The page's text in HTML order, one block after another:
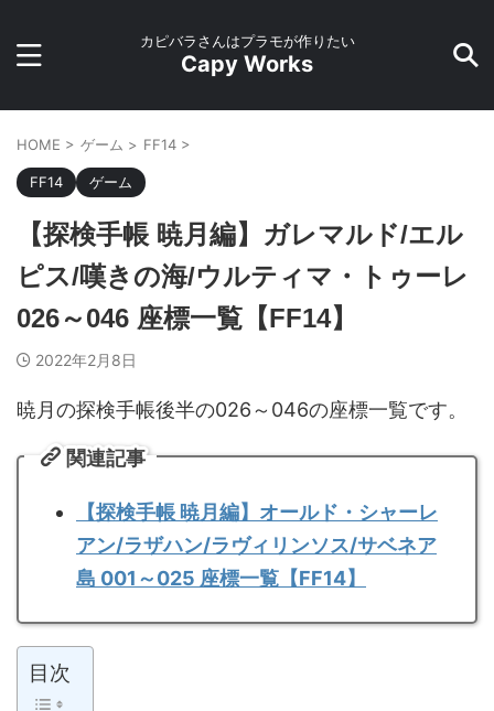
カピバラさんはプラモが作りたい
Capy Works
HOME > ゲーム > FF14 >
FF14 ゲーム
【探検手帳 暁月編】ガレマルド/エル
ピス/嘆きの海/ウルティマ・トゥーレ
026～046 座標一覧【FF14】
2022年2月8日
暁月の探検手帳後半の026～046の座標一覧です。
関連記事
【探検手帳 暁月編】オールド・シャーレ
アン/ラザハン/ラヴィリンソス/サベネア
島 001～025 座標一覧【FF14】
目次